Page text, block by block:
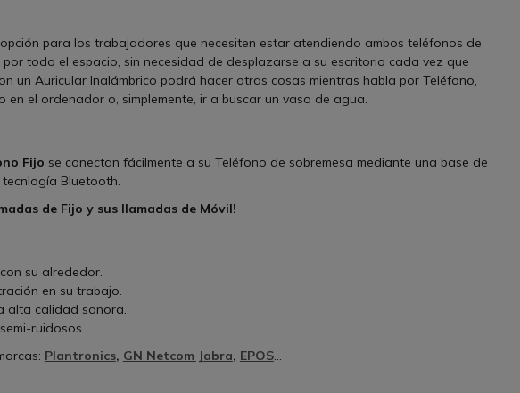
para los trabajadores que necesiten estar atendiendo ambos teléfonos de
todo el espacio, sin necesidad de desplazarse a su escritorio cada vez que
un Auricular Inalámbrico podrá hacer otras cosas mientras habla por Teléfono,
el ordenador o, simplemente, ir a buscar un vaso de agua.
Fijo se conectan fácilmente a su Teléfono de sobremesa mediante una base de
Bluetooth.
de Fijo y sus llamadas de Móvil!
su alrededor.
en su trabajo.
alta calidad sonora.
ruidosos.
Plantronics, GN Netcom Jabra, EPOS…